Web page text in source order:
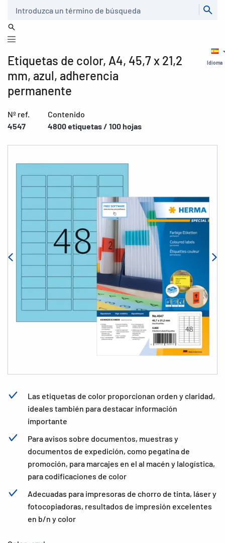
Idioma
Etiquetas de color, A4, 45,7 x 21,2
mm, azul, adherencia
permanente
Nº ref.
4547
Contenido
4800 etiquetas / 100 hojas
Las etiquetas de color proporcionan orden y claridad,
ideales también para destacar información
importante
Para avisos sobre documentos, muestras y
documentos de expedición, como pegatina de
promoción, para marcajes en el al macén y lalogística,
para codificaciones de color
Adecuadas para impresoras de chorro de tinta, láser y
fotocopiadoras, resultados de impresión excelentes
en b/n y color